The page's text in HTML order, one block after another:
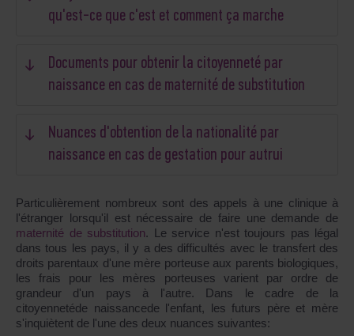
qu'est-ce que c'est et comment ça marche
Documents pour obtenir la citoyenneté par
naissance en cas de maternité de substitution
Nuances d'obtention de la nationalité par
naissance en cas de gestation pour autrui
Particulièrement nombreux sont des appels à une clinique à
l'étranger lorsqu'il est nécessaire de faire une demande de
maternité de substitution. Le service n'est toujours pas légal
dans tous les pays, il y a des difficultés avec le transfert des
droits parentaux d'une mère porteuse aux parents biologiques,
les frais pour les mères porteuses varient par ordre de
grandeur d'un pays à l'autre. Dans le cadre de la
citoyennetéde naissancede l'enfant, les futurs père et mère
s'inquiètent de l'une des deux nuances suivantes: